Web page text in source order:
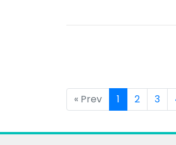
« Prev 1 2 3